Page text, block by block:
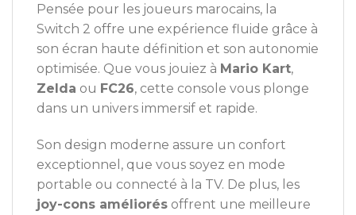
Pensée pour les joueurs marocains, la
Switch 2 offre une expérience fluide grâce à
son écran haute définition et son autonomie
optimisée. Que vous jouiez à Mario Kart,
Zelda ou FC26, cette console vous plonge
dans un univers immersif et rapide.
Son design moderne assure un confort
exceptionnel, que vous soyez en mode
portable ou connecté à la TV. De plus, les
joy-cons améliorés offrent une meilleure